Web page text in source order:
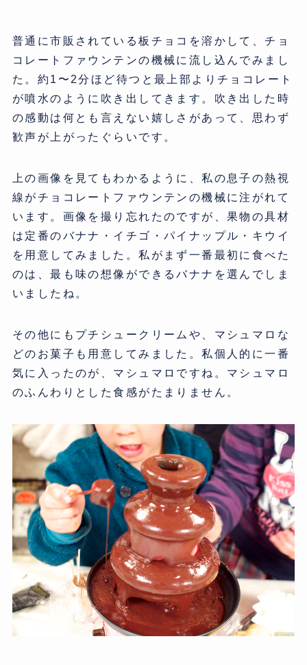
普通に市販されている板チョコを溶かして、チョ
コレートファウンテンの機械に流し込んでみまし
た。約1〜2分ほど待つと最上部よりチョコレート
が噴水のように吹き出してきます。吹き出した時
の感動は何とも言えない嬉しさがあって、思わず
歓声が上がったぐらいです。
上の画像を見てもわかるように、私の息子の熱視
線がチョコレートファウンテンの機械に注がれて
います。画像を撮り忘れたのですが、果物の具材
は定番のバナナ・イチゴ・パイナップル・キウイ
を用意してみました。私がまず一番最初に食べた
のは、最も味の想像ができるバナナを選んでしま
いましたね。
その他にもプチシュークリームや、マシュマロな
どのお菓子も用意してみました。私個人的に一番
気に入ったのが、マシュマロですね。マシュマロ
のふんわりとした食感がたまりません。